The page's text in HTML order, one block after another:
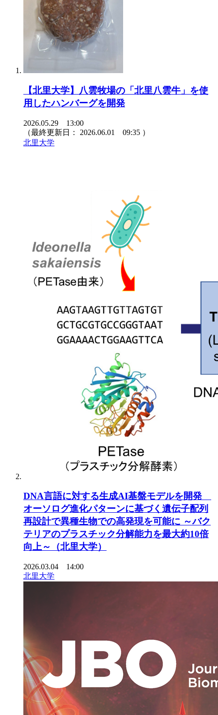
【北里大学】八雲牧場の「北里八雲牛」を使
用したハンバーグを開発
2026.05.29 13:00
（最終更新日： 2026.06.01 09:35 ）
北里大学
DNA言語に対する生成AI基盤モデルを開発
オーソログ進化パターンに基づく遺伝子配列
再設計で異種生物での高発現を可能に ～バク
テリアのプラスチック分解能力を最大約10倍
向上～（北里大学）
2026.03.04 14:00
北里大学